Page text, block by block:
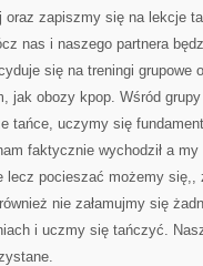
oraz zapiszmy się na lekcje
nas i naszego partnera
się na treningi grupowe
jak obozy kpop. Wśród
tańce, uczymy się
faktycznie wychodził a
lecz pocieszać możemy
nie załamujmy się
i uczmy się tańczyć.